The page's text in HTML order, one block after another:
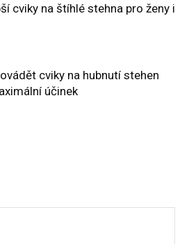
cviky na štíhlé stehna pro ženy i
cviky na hubnutí stehen
účinek